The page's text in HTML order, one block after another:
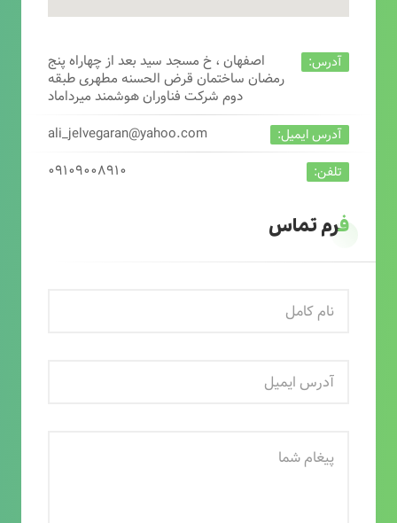
آدرس:
اصفهان ، خ مسجد سید بعد از چهاراه پنج
رمضان ساختمان قرض الحسنه مطهری طبقه
دوم شرکت فناوران هوشمند میرداماد
آدرس ایمیل: ali_jelvegaran@yahoo.com
تلفن: ۰۹۱۰۹۰۰۸۹۱۰
فرم تماس